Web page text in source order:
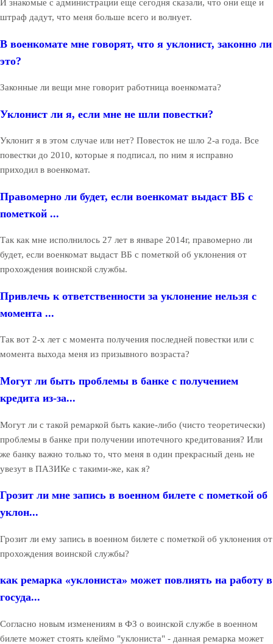
И знакомые с администрации еще сегодня сказали, что они еще и
штраф дадут, что меня больше всего и волнует.
В военкомате мне говорят, что я уклонист, законно ли
это?
Законные ли вещи мне говорит работница военкомата?
Уклонист ли я, если мне не шли повестки?
Уклонит я в этом случае или нет? Повесток не шло 2-а года. Все
повестки до 2010, которые я подписал, по ним я исправно
приходил в военкомат.
Правомерно ли будет, если военкомат выдаст ВБ с
пометкой ...
Так как мне исполнилось 27 лет в январе 2014г, правомерно ли
будет, если военкомат выдаст ВБ с пометкой об уклонения от
прохождения воинской службы.
Привлечь к ответственности за уклонение нельзя с
момента ...
Так вот 2-х лет с момента получения последней повестки или с
момента выхода меня из призывного возраста?
Могут ли быть проблемы в банке с получением
кредита из-за...
Могут ли с такой ремаркой быть какие-либо (чисто теоретически)
проблемы в банке при получении ипотечного кредитования? Или
же банку важно только то, что меня в один прекрасный день не
увезут в ПАЗИКе с такими-же, как я?
Грозит ли мне запись в военном билете с пометкой об
уклон...
Грозит ли ему запись в военном билете с пометкой об уклонения от
прохождения воинской службы?
как ремарка «уклониста» может повлиять на работу в
госуда...
Согласно новым изменениям в ФЗ о воинской службе в военном
билете может стоять клеймо "уклониста" - данная ремарка может